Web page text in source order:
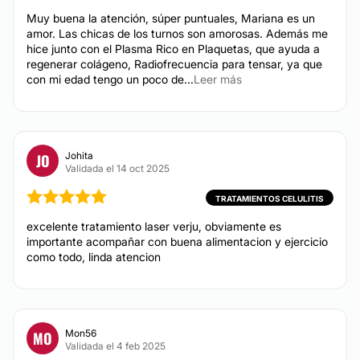
Criolipólisis
Medicina Ortomolecular
Hialuronidasa
Eliminar cicatrices
Verrugas
Manchas de la piel
Rosácea
Tratamiento acné
Realizamos la remoción de tatuajes con Láser
Harmony. Se requiere de varias sesiones cada 45 a
Muy buena la atención, súper puntuales, Mariana es un
amor. Las chicas de los turnos son amorosas. Además me
hice junto con el Plasma Rico en Plaquetas, que ayuda a
regenerar colágeno, Radiofrecuencia para tensar, ya que
con mi edad tengo un poco de...Leer más
JO
Johita
Validada el 14 oct 2025
TRATAMIENTOS CELULITIS
excelente tratamiento laser verju, obviamente es
importante acompañar con buena alimentacion y ejercicio
como todo, linda atencion
MO
Mon56
Validada el 4 feb 2025